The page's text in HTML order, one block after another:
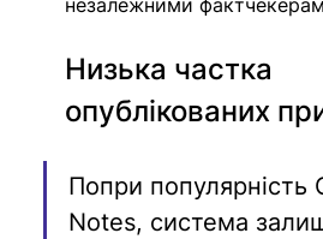
незалежними
Низька частка
опублікованих
Попри популярність
Notes, система